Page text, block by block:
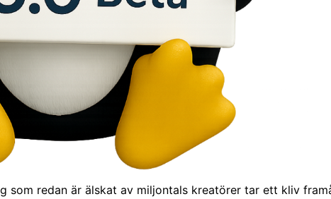
som redan är älskat av miljontals kreatörer tar ett kliv